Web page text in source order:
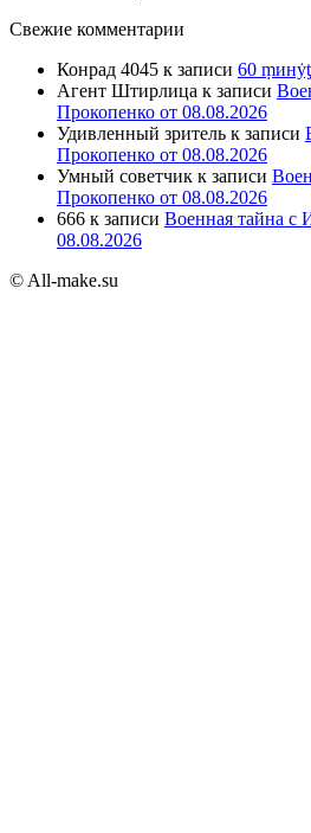
Свежие комментарии
Конрад 4045 к записи 60
Агент Штирлица к записи
Прокопенко от 08.08.2026
Удивленный зритель к записи
Прокопенко от 08.08.2026
Умный советчик к записи
Прокопенко от 08.08.2026
666 к записи Военная тайна с
08.08.2026
© All-make.su